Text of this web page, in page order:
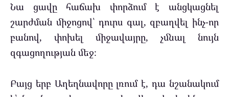
Նա ցավը հաճախ փորձում է անցկացնել
շարժման միջոցով՝ դուրս գալ, զբաղվել ինչ-որ
բանով, փոխել միջավայրը, չմնալ նույն
զգացողության մեջ։
Բայց երբ Աղեղնավորը լռում է, դա նշանակում